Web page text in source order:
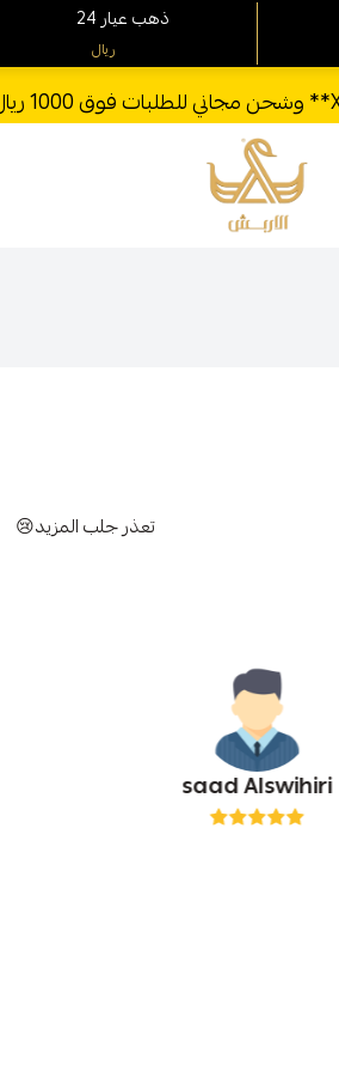
الأربش للذهب
تعذر جلب المزيد😢
saad Alswihiri
24 ذهب عيار
ريال